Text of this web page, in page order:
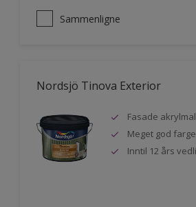
Sammenligne
Nordsjö Tinova Exterior
Fasade
Meget god
Inntil 12 års